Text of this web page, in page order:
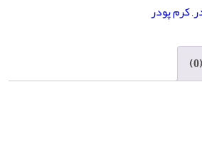
,کرم پودر